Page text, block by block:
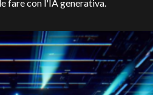
fare con l'IA generativa.